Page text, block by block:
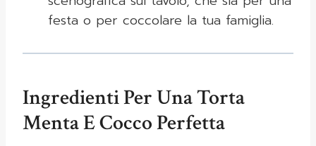
festa o per coccolare la tua famiglia.
Ingredienti Per Una Torta
Menta E Cocco Perfetta